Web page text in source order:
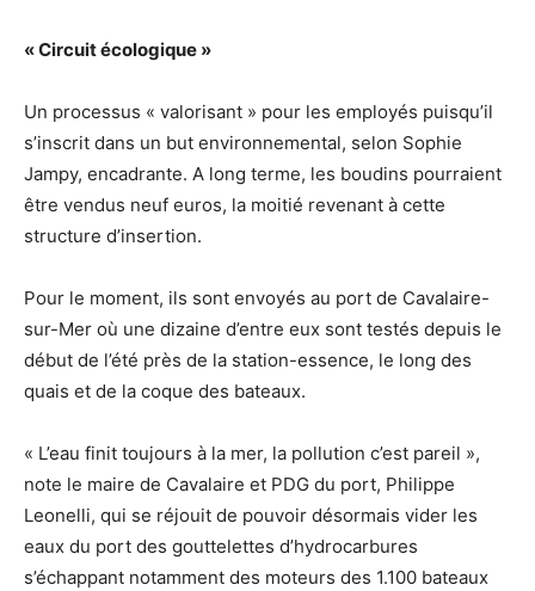
« Circuit écologique »
Un processus « valorisant » pour les employés puisqu’il
s’inscrit dans un but environnemental, selon Sophie
Jampy, encadrante. A long terme, les boudins pourraient
être vendus neuf euros, la moitié revenant à cette
structure d’insertion.
Pour le moment, ils sont envoyés au port de Cavalaire-
sur-Mer où une dizaine d’entre eux sont testés depuis le
début de l’été près de la station-essence, le long des
quais et de la coque des bateaux.
« L’eau finit toujours à la mer, la pollution c’est pareil »,
note le maire de Cavalaire et PDG du port, Philippe
Leonelli, qui se réjouit de pouvoir désormais vider les
eaux du port des gouttelettes d’hydrocarbures
s’échappant notamment des moteurs des 1.100 bateaux